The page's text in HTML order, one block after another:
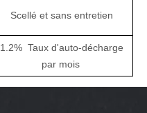
Scellé et sans entretien
1.2% Taux d'auto-décharge
par mois